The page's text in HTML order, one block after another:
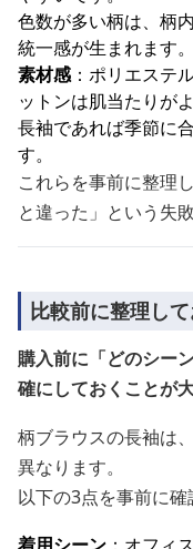
色数が多い柄は、柄
統一感が生まれます。
素材感：ポリエステ
ットンは肌当たりが
長袖であれば季節に
す。
これらを事前に整理
と違った」という失
比較前に整理し
購入前に「どのシー
確にしておくことが大
柄ブラウスの長袖は
異なります。
以下の3点を事前に確